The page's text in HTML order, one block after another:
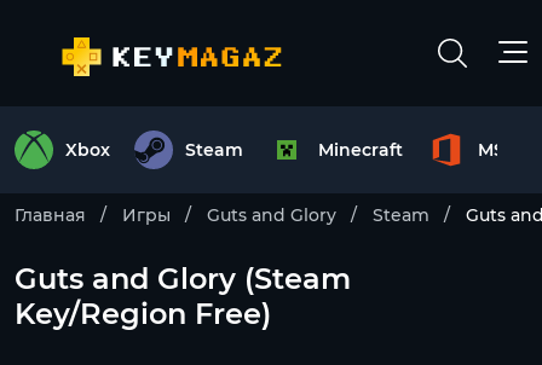
Xbox Steam Minecraft MS
Главная Игры Guts and Glory Steam Guts
Guts and Glory (Steam
Key/Region Free)